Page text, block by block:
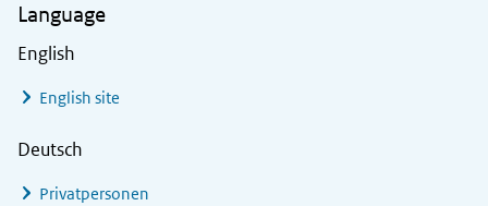
Language
English
English site
Deutsch
Privatpersonen